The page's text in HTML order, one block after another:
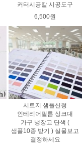
커터시공칼 시공도구
6,500원
시트지 샘플신청
인테리어필름 싱크대
가구 냉장고 단색 (
샘플10종 받기 ) 실물보고
결정하세요